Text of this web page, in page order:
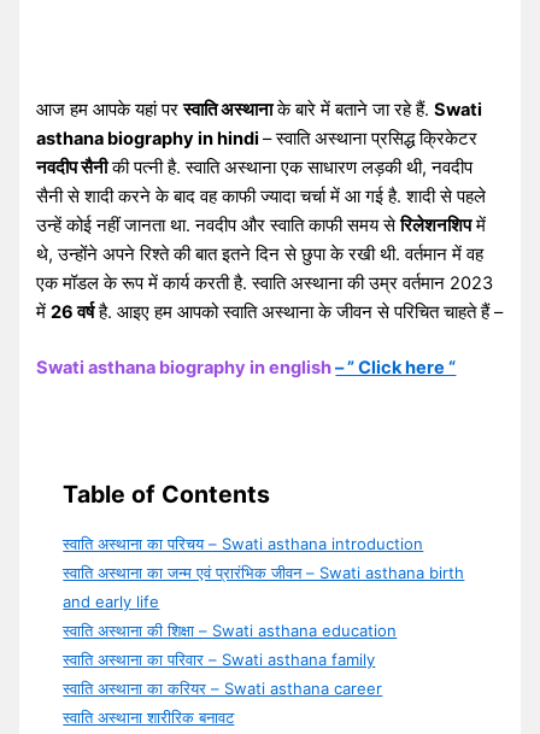
आज हम आपके यहां परस्वाति अस्थानाके बारे में बताने जा रहे हैं.Swati
asthana biography in hindi– स्वाति अस्थाना प्रसिद्ध क्रिकेटर
नवदीप सैनीकी पत्नी है. स्वाति अस्थाना एक साधारण लड़की थी, नवदीप
सैनी से शादी करने के बाद वह काफी ज्यादा चर्चा में आ गई है. शादी से पहले
उन्हें कोई नहीं जानता था. नवदीप और स्वाति काफी समय सेरिलेशनशिपमें
थे, उन्होंने अपने रिश्ते की बात इतने दिन से छुपा के रखी थी. वर्तमान में वह
एक मॉडल के रूप में कार्य करती है. स्वाति अस्थाना की उम्र वर्तमान 2023
में26 वर्षहै. आइए हम आपको स्वाति अस्थाना के जीवन से परिचित चाहते हैं –
Swati asthana biography in english– ” Click here “
Table of Contents
स्वाति अस्थाना का परिचय – Swati asthana introduction
स्वाति अस्थाना का जन्म एवं प्रारंभिक जीवन – Swati asthana birth
and early life
स्वाति अस्थाना की शिक्षा – Swati asthana education
स्वाति अस्थाना का परिवार – Swati asthana family
स्वाति अस्थाना का करियर – Swati asthana career
स्वाति अस्थाना शारीरिक बनावट